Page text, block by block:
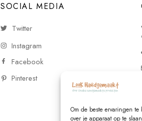
Om de beste ervaringen
over je apparaat op te
SOCIAL MEDIA
Twitter
Instagram
Facebook
Pinterest